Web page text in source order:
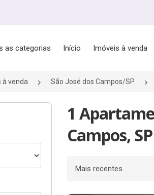
as categorias Início Imóveis à venda
venda São José dos Campos/SP
1
Campos, SP
Ordenar por